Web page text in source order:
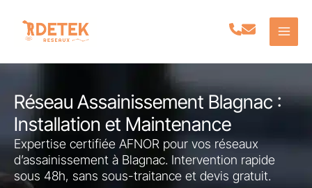
contenu
Réseau Assainissement Blagnac :
Installation et Maintenance
Expertise certifiée AFNOR pour vos réseaux
d’assainissement à Blagnac. Intervention rapide
sous 48h, sans sous-traitance et devis gratuit.